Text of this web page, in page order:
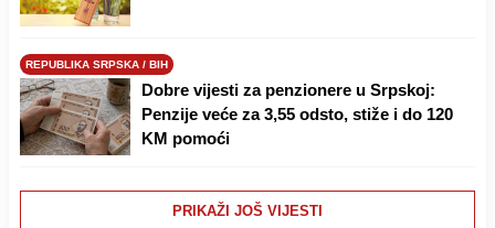
REPUBLIKA SRPSKA / BIH
Dobre vijesti za penzionere u Srpskoj:
Penzije veće za 3,55 odsto, stiže i do 120
KM pomoći
PRIKAŽI JOŠ VIJESTI